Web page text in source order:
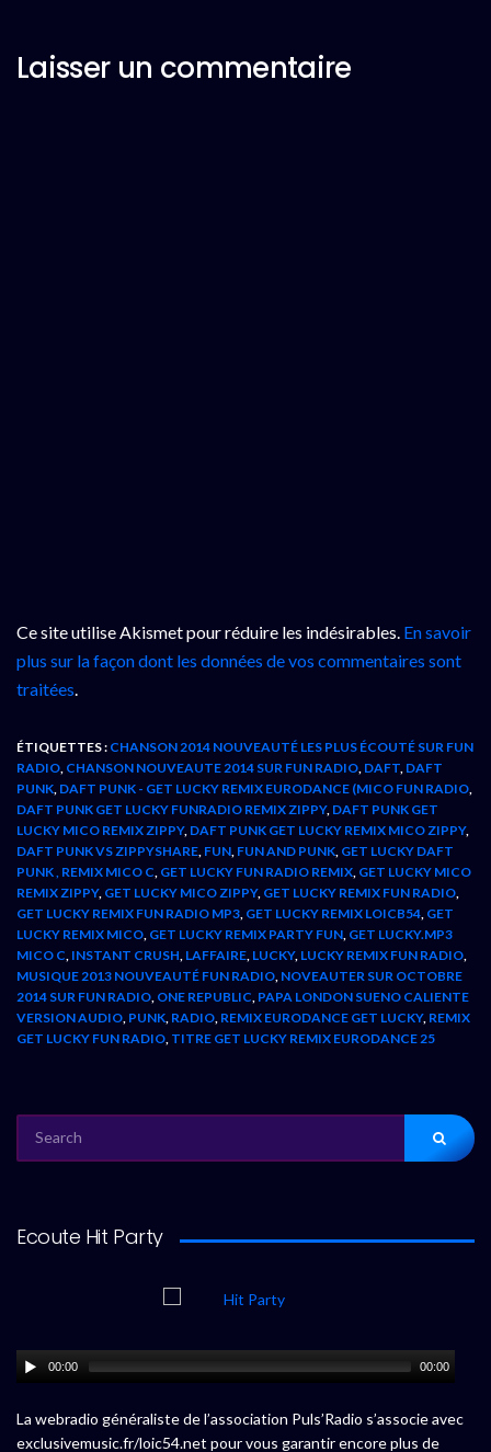
Laisser un commentaire
Ce site utilise Akismet pour réduire les indésirables. En savoir
plus sur la façon dont les données de vos commentaires sont
traitées.
ÉTIQUETTES : CHANSON 2014 NOUVEAUTÉ LES PLUS ÉCOUTÉ SUR FUN
RADIO, CHANSON NOUVEAUTE 2014 SUR FUN RADIO, DAFT, DAFT
PUNK, DAFT PUNK - GET LUCKY REMIX EURODANCE (MICO FUN RADIO,
DAFT PUNK GET LUCKY FUNRADIO REMIX ZIPPY, DAFT PUNK GET
LUCKY MICO REMIX ZIPPY, DAFT PUNK GET LUCKY REMIX MICO ZIPPY,
DAFT PUNK VS ZIPPYSHARE, FUN, FUN AND PUNK, GET LUCKY DAFT
PUNK , REMIX MICO C, GET LUCKY FUN RADIO REMIX, GET LUCKY MICO
REMIX ZIPPY, GET LUCKY MICO ZIPPY, GET LUCKY REMIX FUN RADIO,
GET LUCKY REMIX FUN RADIO MP3, GET LUCKY REMIX LOICB54, GET
LUCKY REMIX MICO, GET LUCKY REMIX PARTY FUN, GET LUCKY.MP3
MICO C, INSTANT CRUSH, LAFFAIRE, LUCKY, LUCKY REMIX FUN RADIO,
MUSIQUE 2013 NOUVEAUTÉ FUN RADIO, NOVEAUTER SUR OCTOBRE
2014 SUR FUN RADIO, ONE REPUBLIC, PAPA LONDON SUENO CALIENTE
VERSION AUDIO, PUNK, RADIO, REMIX EURODANCE GET LUCKY, REMIX
GET LUCKY FUN RADIO, TITRE GET LUCKY REMIX EURODANCE 25
FOR:
Ecoute Hit Party
00:00 00:00
La webradio généraliste de l’association Puls’Radio s’associe avec
exclusivemusic.fr/loic54.net pour vous garantir encore plus de